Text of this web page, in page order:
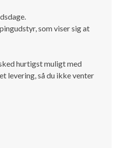
som viser sig at
hurtigst muligt med
levering, så du ikke venter